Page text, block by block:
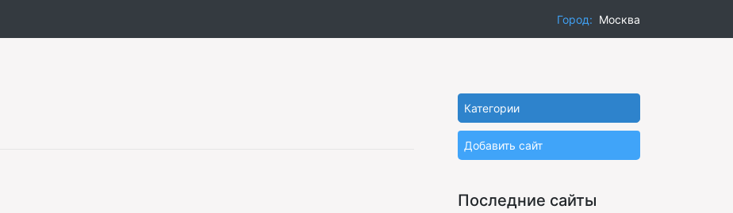
Город: Москва
Категории
Добавить сайт
Последние сайты